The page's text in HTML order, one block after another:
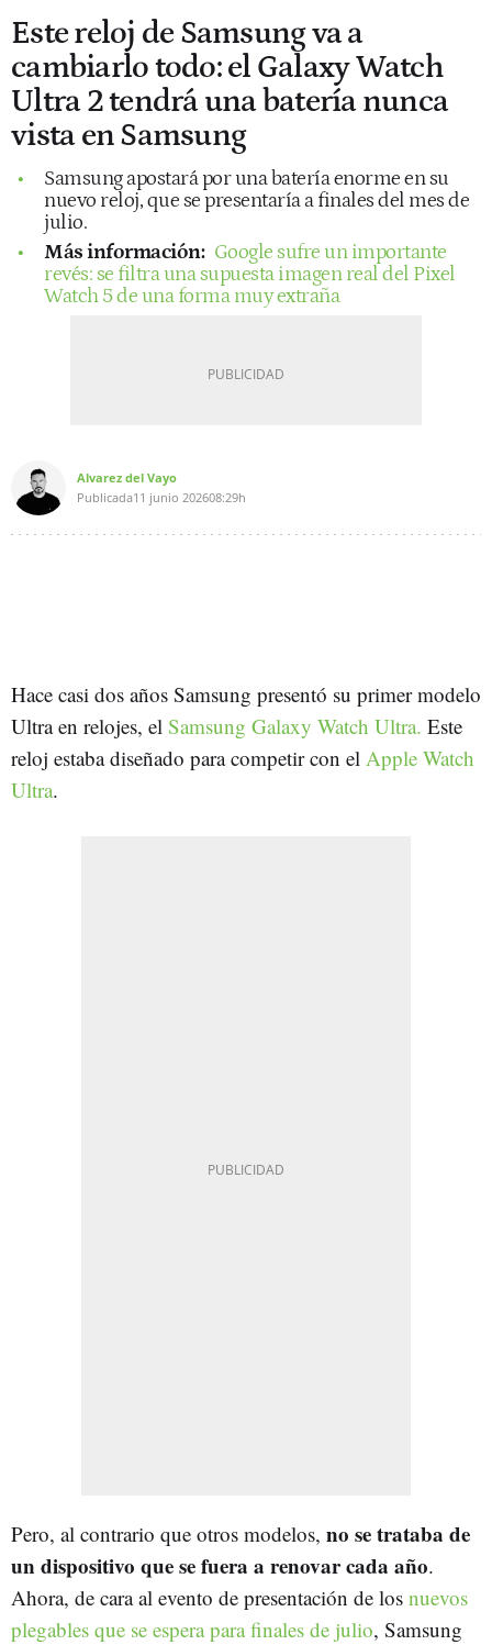
Este reloj de Samsung va a
cambiarlo todo: el Galaxy Watch
Ultra 2 tendrá una batería nunca
vista en Samsung
Samsung apostará por una batería enorme en su
nuevo reloj, que se presentaría a finales del mes de
julio.
Más información: Google sufre un importante
revés: se filtra una supuesta imagen real del Pixel
Watch 5 de una forma muy extraña
Alvarez del Vayo
Publicada11 junio 202608:29h
Hace casi dos años Samsung presentó su primer modelo
Ultra en relojes, el Samsung Galaxy Watch Ultra. Este
reloj estaba diseñado para competir con el Apple Watch
Ultra.
Pero, al contrario que otros modelos, no se trataba de
un dispositivo que se fuera a renovar cada año.
Ahora, de cara al evento de presentación de los nuevos
plegables que se espera para finales de julio, Samsung